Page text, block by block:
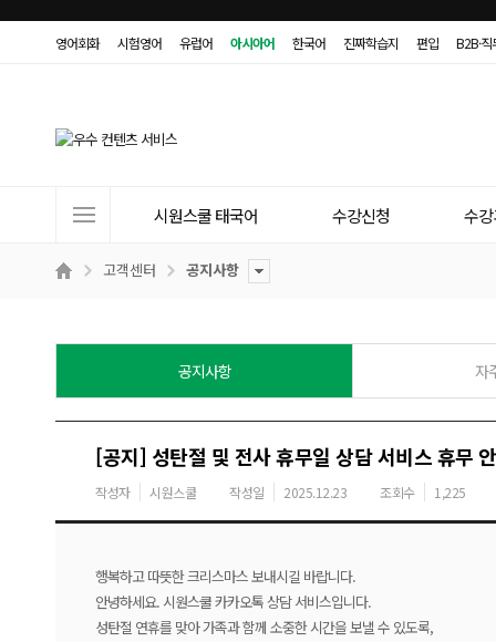
영어회화 시험영어 유럽어 아시아어 한국어 진짜학습지 편입 B2B·
트
시원스쿨 태국어 수강신청 수
고객센터 공지사항
공지사항 자
[공지] 성탄절 및 전사 휴무일 상담 서비스 휴무
작성자 시원스쿨 작성일 2025.12.23 조회수 1,225
행복하고 따뜻한 크리스마스 보내시길 바랍니다.
안녕하세요. 시원스쿨 카카오톡 상담 서비스입니다.
성탄절 연휴를 맞아 가족과 함께 소중한 시간을 보낼 수 있도록,